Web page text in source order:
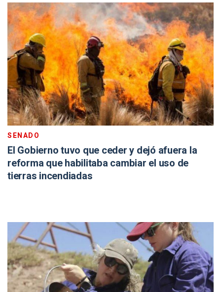
SENADO
El Gobierno tuvo que ceder y dejó afuera la
reforma que habilitaba cambiar el uso de
tierras incendiadas